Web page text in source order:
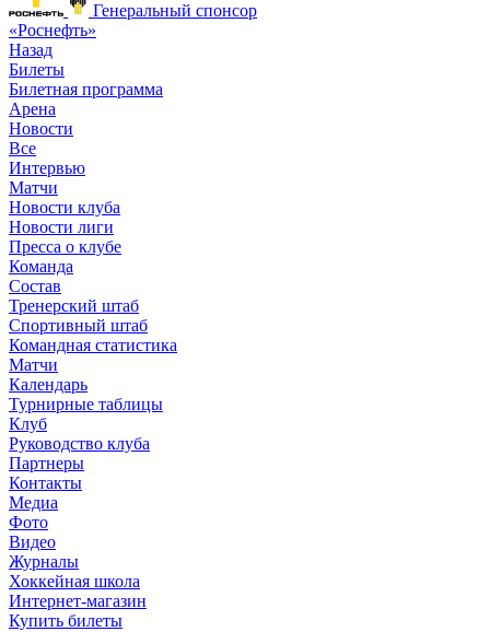
Генеральный спонсор
«Роснефть»
Назад
Билеты
Билетная программа
Арена
Новости
Все
Интервью
Матчи
Новости клуба
Новости лиги
Пресса о клубе
Команда
Состав
Тренерский штаб
Спортивный штаб
Командная статистика
Матчи
Календарь
Турнирные таблицы
Клуб
Руководство клуба
Партнеры
Контакты
Медиа
Фото
Видео
Журналы
Хоккейная школа
Интернет-магазин
Купить билеты